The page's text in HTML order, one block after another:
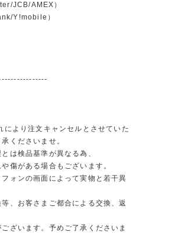
JCB/AMEX）
Y!mobile）
により注文キャンセルとさせていた
くださいませ。
は検品基準が異なる為、
傷がある場合もございます。
ォンの画面によって実物と若干異
、お客さまご都合による交換、返
ざいます。予めご了承くださいま